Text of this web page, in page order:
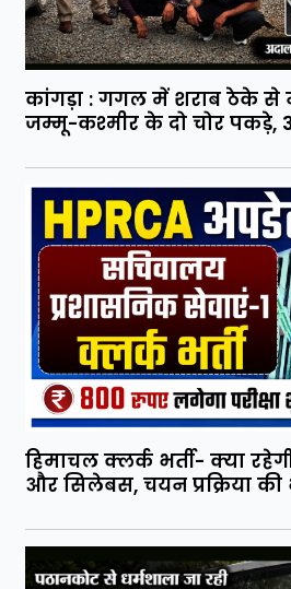
कांगड़ा : गगल में शराब ठेके से
जम्मू-कश्मीर के दो चोर पकड़े,
हिमाचल क्लर्क भर्ती- क्या
और सिलेबस, चयन प्रक्रिया की